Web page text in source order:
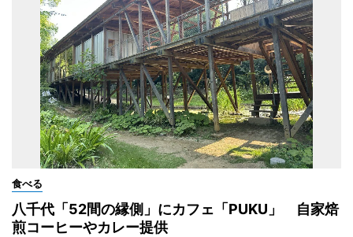
食べる
八千代「52間の縁側」にカフェ「PUKU」 自家焙
煎コーヒーやカレー提供